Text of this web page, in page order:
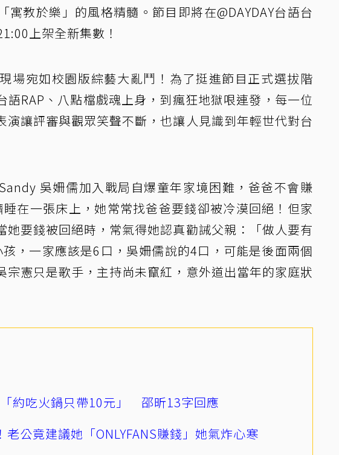
教於樂」的風格精髓。節目即將在@DAYDAY台語台
上架全新集數！
場宛如校園版綜藝大亂鬥！為了挺進節目正式選拔階
RAP、八點檔戲魂上身，到瘋狂地獄哏連發，每一位
演讓評審與觀眾笑聲不斷，也讓人見識到年輕世代對台
吳姍儒加入戰局自爆童年家境困難，爸爸不會賺
在一張床上，她常常找爸爸要錢卻被冷漠回絕！但家
要錢被回絕時，常氣得她認真勸誡父親：「做人要有
，一家應該是6口，吳姍儒說的4口，可能是後面兩個
宗憲只是歌手，主持尚未竄紅，意外道出當年的家庭狀
約吃火鍋只帶10元」 邵昕13字回應
公竟建議她「ONLYFANS賺錢」她氣炸心寒